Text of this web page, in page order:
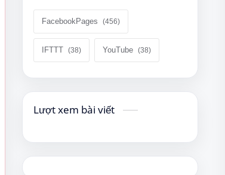
FacebookPages
IFTTT YouTube
Lượt xem bài viết